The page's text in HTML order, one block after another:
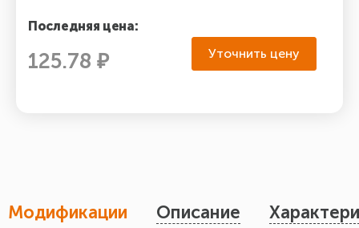
Последняя цена:
125.78 ₽ Уточнить цену
Модификации Описание